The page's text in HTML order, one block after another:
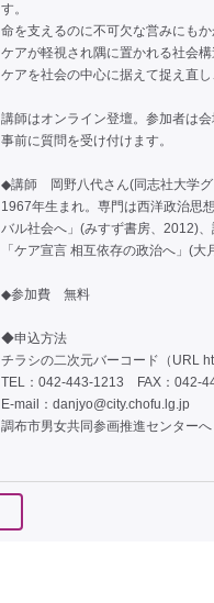
す。
命を支えるのに不可欠な営みにも
ケアが軽視され隅に置かれる社会
ケアを社会の中心に据えて捉え直
講師はオンライン登壇。参加者は会
事前に質問を受け付けます。
◆講師 岡野八代さん(同志社大学グ
1967年生まれ。専門は西洋政治思
バル社会へ」(みすず書房、2012)
「ケア宣言 相互依存の政治へ」(大
◆参加費 無料
◆申込方法
チラシの二次元バーコード（URL
TEL：042-443-1213 FAX：042-
E-mail： danjyo@city.chofu.lg.jp
調布市男女共同参画推進センターへ